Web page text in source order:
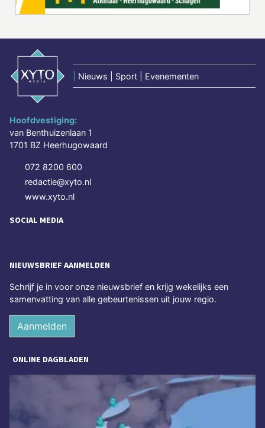
Nieuws | Sport | Evenementen
Hoofdvestiging:
van Benthuizenlaan 1
1701 BZ Heerhugowaard
072 8200 600
redactie@xyto.nl
www.xyto.nl
SOCIAL MEDIA
NIEUWSBRIEF AANMELDEN
Schrijf je in voor onze nieuwsbrief en krijg wekelijks een
samenvatting van alle gebeurtenissen uit jouw regio.
Aanmelden
ONLINE DAGBLADEN